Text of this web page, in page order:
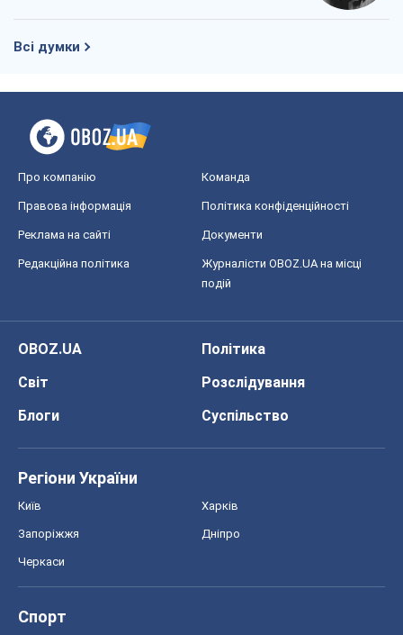
Всі думки
Про компанію Команда
Правова інформація Політика конфіденційності
Реклама на сайті Документи
Редакційна політика
Журналісти OBOZ.UA на місці
подій
OBOZ.UA
Політика
Світ
Розслідування
Блоги
Суспільство
Регіони України
Київ Харків
Запоріжжя Дніпро
Черкаси
Спорт